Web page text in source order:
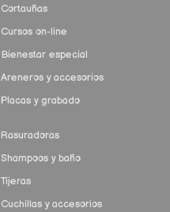
Cortauñas
Cursos on-line
Bienestar especial
Areneros y accesorios
Placas y grabado
Rasuradoras
Shampoos y baño
Tijeras
Cuchillas y accesorios